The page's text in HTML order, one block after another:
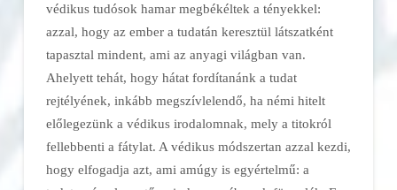
védikus tudósok hamar megbékéltek a tényekkel:
azzal, hogy az ember a tudatán keresztül látszatként
tapasztal mindent, ami az anyagi világban van.
Ahelyett tehát, hogy hátat fordítanánk a tudat
rejtélyének, inkább megszívlelendő, ha némi hitelt
előlegezünk a védikus irodalomnak, mely a titokról
fellebbenti a fátylat. A védikus módszertan azzal kezdi,
hogy elfogadja azt, ami amúgy is egyértelmű: a